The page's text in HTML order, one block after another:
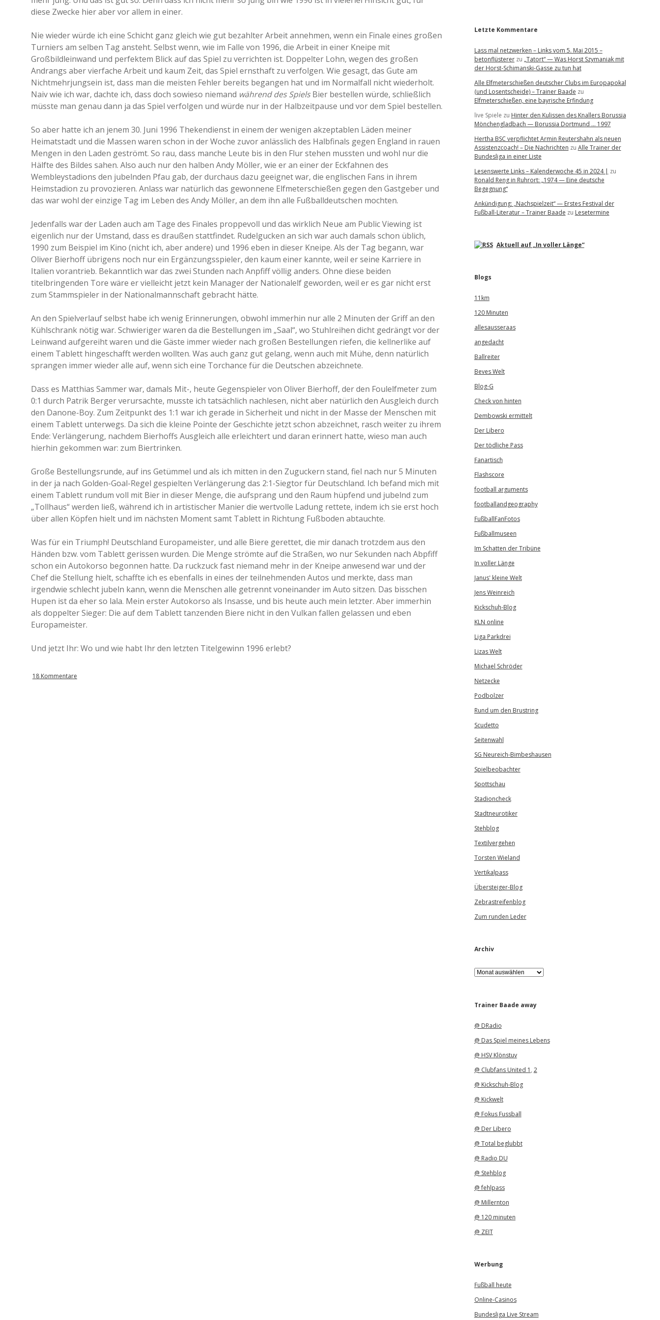
a
a
d
e
diese Zwecke hier aber vor allem in einer.
Nie wieder würde ich eine Schicht ganz gleich wie gut bezahlter Arbeit annehmen, wenn ein Finale eines großen
Turniers am selben Tag ansteht. Selbst wenn, wie im Falle von 1996, die Arbeit in einer Kneipe mit
Großbildleinwand und perfektem Blick auf das Spiel zu verrichten ist. Doppelter Lohn, wegen des großen
Andrangs aber vierfache Arbeit und kaum Zeit, das Spiel ernsthaft zu verfolgen. Wie gesagt, das Gute am
Nichtmehrjungsein ist, dass man die meisten Fehler bereits begangen hat und im Normalfall nicht wiederholt.
Naiv wie ich war, dachte ich, dass doch sowieso niemand während des SpielsBier bestellen würde, schließlich
müsste man genau dann ja das Spiel verfolgen und würde nur in der Halbzeitpause und vor dem Spiel bestellen.
So aber hatte ich an jenem 30. Juni 1996 Thekendienst in einem der wenigen akzeptablen Läden meiner
Heimatstadt und die Massen waren schon in der Woche zuvor anlässlich des Halbfinals gegen England in rauen
Mengen in den Laden geströmt. So rau, dass manche Leute bis in den Flur stehen mussten und wohl nur die
Hälfte des Bildes sahen. Also auch nur den halben Andy Möller, wie er an einer der Eckfahnen des
Wembleystadions den jubelnden Pfau gab, der durchaus dazu geeignet war, die englischen Fans in ihrem
Heimstadion zu provozieren. Anlass war natürlich das gewonnene Elfmeterschießen gegen den Gastgeber und
das war wohl der einzige Tag im Leben des Andy Möller, an dem ihn alle Fußballdeutschen mochten.
Jedenfalls war der Laden auch am Tage des Finales proppevoll und das wirklich Neue am Public Viewing ist
eigenlich nur der Umstand, dass es draußen stattfindet. Rudelgucken an sich war auch damals schon üblich,
1990 zum Beispiel im Kino (nicht ich, aber andere) und 1996 eben in dieser Kneipe. Als der Tag begann, war
Oliver Bierhoff übrigens noch nur ein Ergänzungsspieler, den kaum einer kannte, weil er seine Karriere in
Italien vorantrieb. Bekanntlich war das zwei Stunden nach Anpfiff völlig anders. Ohne diese beiden
titelbringenden Tore wäre er vielleicht jetzt kein Manager der Nationalelf geworden, weil er es gar nicht erst
zum Stammspieler in der Nationalmannschaft gebracht hätte.
An den Spielverlauf selbst habe ich wenig Erinnerungen, obwohl immerhin nur alle 2 Minuten der Griff an den
Kühlschrank nötig war. Schwieriger waren da die Bestellungen im „Saal“, wo Stuhlreihen dicht gedrängt vor der
Leinwand aufgereiht waren und die Gäste immer wieder nach großen Bestellungen riefen, die kellnerlike auf
einem Tablett hingeschafft werden wollten. Was auch ganz gut gelang, wenn auch mit Mühe, denn natürlich
sprangen immer wieder alle auf, wenn sich eine Torchance für die Deutschen abzeichnete.
Dass es Matthias Sammer war, damals Mit-, heute Gegenspieler von Oliver Bierhoff, der den Foulelfmeter zum
0:1 durch Patrik Berger verursachte, musste ich tatsächlich nachlesen, nicht aber natürlich den Ausgleich durch
den Danone-Boy. Zum Zeitpunkt des 1:1 war ich gerade in Sicherheit und nicht in der Masse der Menschen mit
einem Tablett unterwegs. Da sich die kleine Pointe der Geschichte jetzt schon abzeichnet, rasch weiter zu ihrem
Ende: Verlängerung, nachdem Bierhoffs Ausgleich alle erleichtert und daran erinnert hatte, wieso man auch
hierhin gekommen war: zum Biertrinken.
Große Bestellungsrunde, auf ins Getümmel und als ich mitten in den Zuguckern stand, fiel nach nur 5 Minuten
in der ja nach Golden-Goal-Regel gespielten Verlängerung das 2:1-Siegtor für Deutschland. Ich befand mich mit
einem Tablett rundum voll mit Bier in dieser Menge, die aufsprang und den Raum hüpfend und jubelnd zum
„Tollhaus“ werden ließ, während ich in artistischer Manier die wertvolle Ladung rettete, indem ich sie erst hoch
über allen Köpfen hielt und im nächsten Moment samt Tablett in Richtung Fußboden abtauchte.
Was für ein Triumph! Deutschland Europameister, und alle Biere gerettet, die mir danach trotzdem aus den
Händen bzw. vom Tablett gerissen wurden. Die Menge strömte auf die Straßen, wo nur Sekunden nach Abpfiff
schon ein Autokorso begonnen hatte. Da ruckzuck fast niemand mehr in der Kneipe anwesend war und der
Chef die Stellung hielt, schaffte ich es ebenfalls in eines der teilnehmenden Autos und merkte, dass man
irgendwie schlecht jubeln kann, wenn die Menschen alle getrennt voneinander im Auto sitzen. Das bisschen
Hupen ist da eher so lala. Mein erster Autokorso als Insasse, und bis heute auch mein letzter. Aber immerhin
als doppelter Sieger: Die auf dem Tablett tanzenden Biere nicht in den Vulkan fallen gelassen und eben
Europameister.
Und jetzt Ihr: Wo und wie habt Ihr den letzten Titelgewinn 1996 erlebt?
18 Kommentare
Letzte Kommentare
Lass mal netzwerken – Links vom 5. Mai 2015 –
betonflüstererzu „Tatort“ — Was Horst Szymaniak mit
der Horst-Schimanski-Gasse zu tun hat
Alle Elfmeterschießen deutscher Clubs im Europapokal
(und Losentscheide) – Trainer Baade zu
Elfmeterschießen, eine bayrische Erfindung
live Spiele zu Hinter den Kulissen des Knallers Borussia
Mönchengladbach — Borussia Dortmund … 1997
Hertha BSC verpflichtet Armin Reutershahn als neuen
Assistenzcoach! – Die Nachrichten zu Alle Trainer der
Bundesliga in einer Liste
Lesenswerte Links – Kalenderwoche 45 in 2024 | zu
Ronald Reng in Ruhrort: „1974 — Eine deutsche
Begegnung“
Ankündigung: „Nachspielzeit“ — Erstes Festival der
Fußball-Literatur – Trainer Baade zu Lesetermine
Aktuell auf „In voller Länge“
Blogs
11km
120 Minuten
allesausseraas
angedacht
Ballreiter
Beves Welt
Blog-G
Check von hinten
Dembowski ermittelt
Der Libero
Der tödliche Pass
Fanartisch
Flashscore
football arguments
footballandgeography
FußballFanFotos
Fußballmuseen
Im Schatten der Tribüne
In voller Länge
Janus' kleine Welt
Jens Weinreich
Kickschuh-Blog
KLN online
Liga Parkdrei
Lizas Welt
Michael Schröder
Netzecke
Podbolzer
Rund um den Brustring
Scudetto
Seitenwahl
SG Neureich-Bimbeshausen
Spielbeobachter
Spottschau
Stadioncheck
Stadtneurotiker
Stehblog
Textilvergehen
Torsten Wieland
Vertikalpass
Übersteiger-Blog
Zebrastreifenblog
Zum runden Leder
Archiv
A
r
iTrainer Baade away
@ DRadio
@ Das Spiel meines Lebens
@ HSV Klönstuv
@ Clubfans United 1 , 2
@ Kickschuh-Blog
@ Kickwelt
@ Fokus Fussball
@ Der Libero
@ Total beglubbt
@ Radio DU
@ Stehblog
@ fehlpass
@ Millernton
@ 120 minuten
@ ZEIT
Werbung
Fußball heute
Online-Casinos
Bundesliga Live Stream